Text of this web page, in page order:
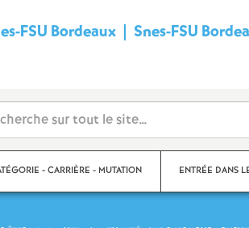
Snes-FSU
- CARRIÈRE - MUTATION ENTRÉE DANS